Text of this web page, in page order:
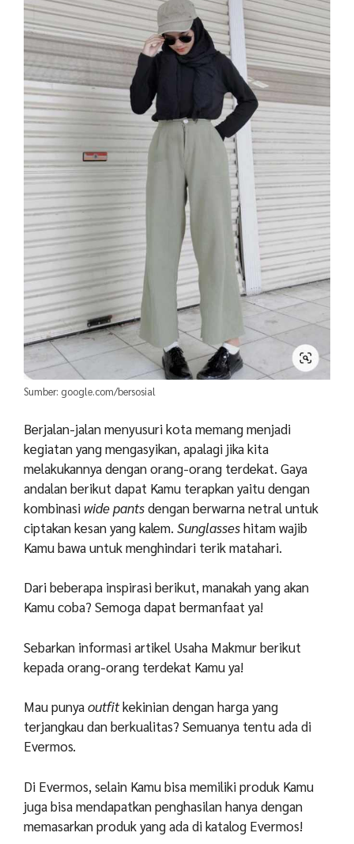
Sumber: google.com/bersosial
Berjalan-jalan menyusuri kota memang menjadi
kegiatan yang mengasyikan, apalagi jika kita
melakukannya dengan orang-orang terdekat. Gaya
andalan berikut dapat Kamu terapkan yaitu dengan
kombinasi wide pantsdengan berwarna netral untuk
ciptakan kesan yang kalem. Sunglasseshitam wajib
Kamu bawa untuk menghindari terik matahari.
Dari beberapa inspirasi berikut, manakah yang akan
Kamu coba? Semoga dapat bermanfaat ya!
Sebarkan informasi artikel Usaha Makmur berikut
kepada orang-orang terdekat Kamu ya!
Mau punyaoutfitkekinian dengan harga yang
terjangkau dan berkualitas? Semuanya tentu ada di
Evermos.
Di Evermos, selain Kamu bisa memiliki produk Kamu
juga bisa mendapatkan penghasilan hanya dengan
memasarkan produk yang ada di katalog Evermos!